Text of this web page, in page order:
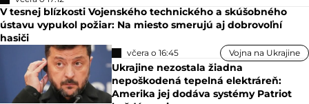
V tesnej blízkosti Vojenského technického a skúšobného
ústavu vypukol požiar: Na miesto smerujú aj dobrovoľní
hasiči
včera o 16:45 Vojna na Ukrajine
Ukrajine nezostala žiadna
nepoškodená tepelná elektráreň:
Amerika jej dodáva systémy Patriot